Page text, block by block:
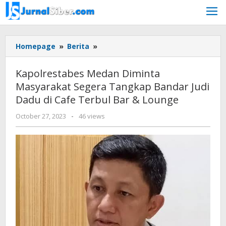
Skip
to
content
Homepage » Berita »
Medan
Masyarakat
Segera
Tangkap
Judi
Dadu
di
Cafe
Terbul
Bar
&
Lounge
Kapolrestabes Medan Diminta
Masyarakat Segera Tangkap Bandar Judi
Dadu di Cafe Terbul Bar & Lounge
October 27, 2023
by
Jurnalsiber
- 46 views